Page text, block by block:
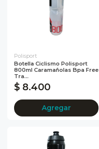
Polisport
Botella Ciclismo Polisport
800ml Caramañolas Bpa Free
Tra...
$ 8.400
Agregar